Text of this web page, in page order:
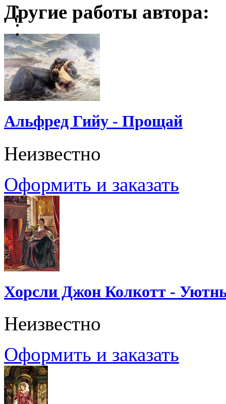
Другие работы автора:
Альфред Гийу - Прощай
Неизвестно
Оформить и заказать
Хорсли Джон Колкотт -
Неизвестно
Оформить и заказать